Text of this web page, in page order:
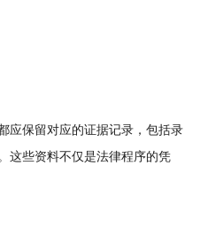
保留对应的证据记录，包括录
这些资料不仅是法律程序的凭